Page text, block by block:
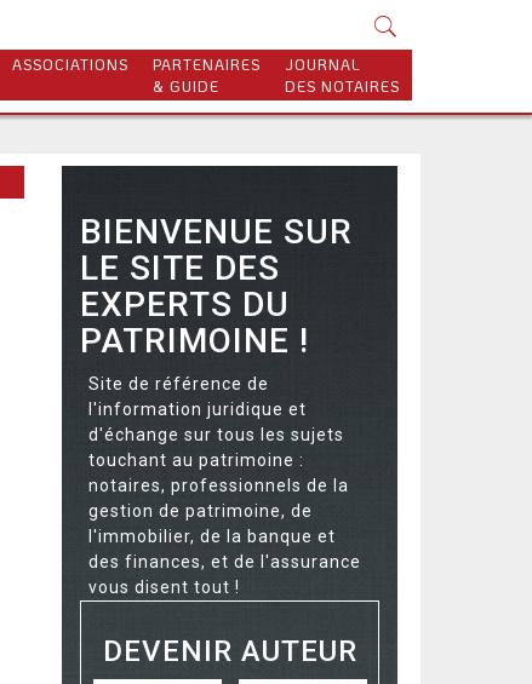
ASSOCIATIONS
PARTENAIRES
& GUIDE
JOURNAL
DES NOTAIRES
BIENVENUE SUR
LE SITE DES
EXPERTS DU
PATRIMOINE !
Site de référence de
l'information juridique et
d'échange sur tous les sujets
touchant au patrimoine :
notaires, professionnels de la
gestion de patrimoine, de
l'immobilier, de la banque et
des finances, et de l'assurance
vous disent tout !
DEVENIR AUTEUR